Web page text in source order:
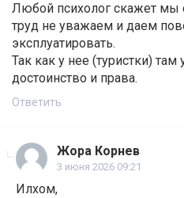
Любой психолог скажет мы
труд не уважаем и даем
эксплуатировать.
Так как у нее (туристки)
достоинство и права.
Ответить
Жора Корнев
3 июня 2026 09:21
Илхом,